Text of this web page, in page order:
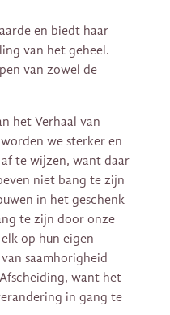
en biedt haar
van het geheel.
van zowel de
het Verhaal van
we sterker en
te wijzen, want daar
niet bang te zijn
in het geschenk
te zijn door onze
op hun eigen
saamhorigheid
want het
in gang te